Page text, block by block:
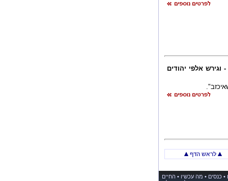
אלפי יהודים
לראש הדף
• כנסים • מה עכשיו • החיים